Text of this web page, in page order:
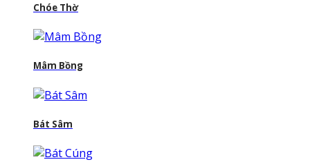
Chóe Thờ
Mâm Bồng
Bát Sâm